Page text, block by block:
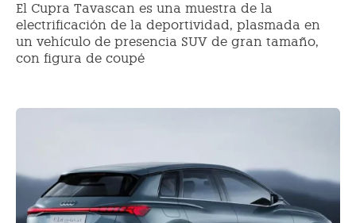
El Cupra Tavascan es una muestra de la
electrificación de la deportividad, plasmada en
un vehículo de presencia SUV de gran tamaño,
con figura de coupé